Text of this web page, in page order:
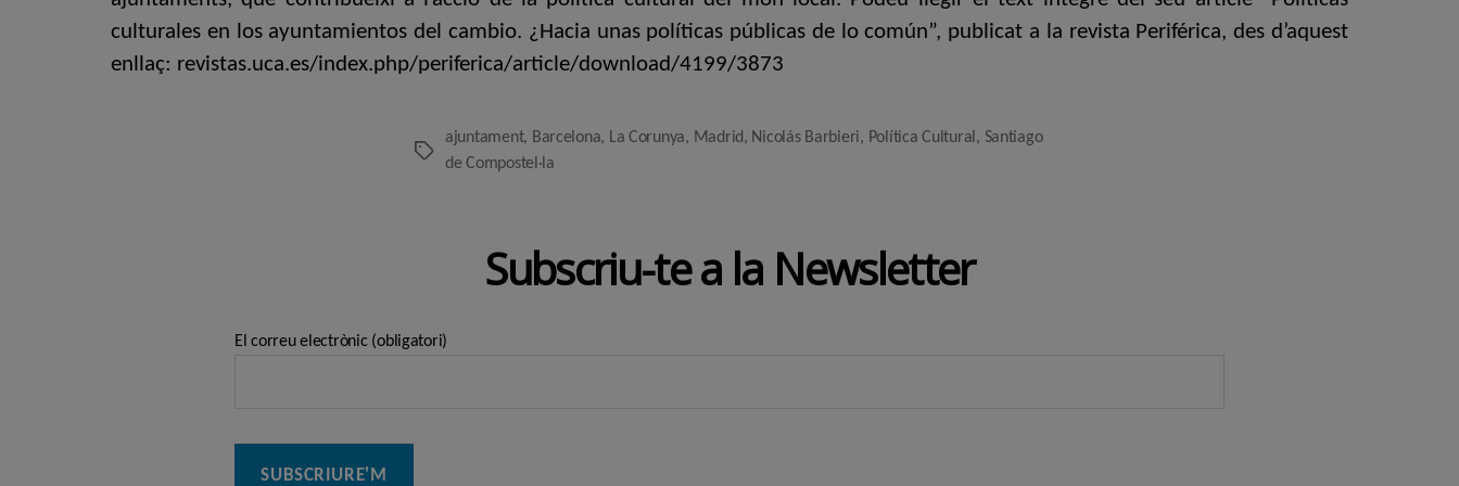
culturales en los ayuntamientos del cambio. ¿Hacia unas políticas públicas de lo común”, publicat a la revista Periférica, des d’aquest
enllaç: revistas.uca.es/index.php/periferica/article/download/4199/3873
Etiquetes
ajuntament, Barcelona, La Corunya, Madrid, Nicolás Barbieri, Política Cultural , Santiago
de Compostel·la
Subscriu-te a la Newsletter
El correu electrònic (obligatori)